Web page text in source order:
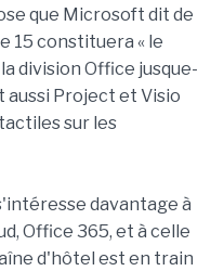
que Microsoft dit de
15 constituera « le
division Office jusque-
aussi Project et Visio
sur les
davantage à
Office 365, et à celle
d'hôtel est en train